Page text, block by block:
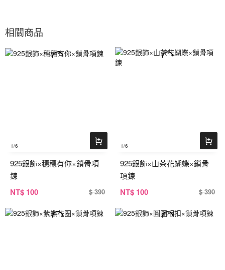
相關商品
1/6
925銀飾×穗穗有你×鎖骨項
鍊
NT$ 100 $ 390
1/6
925銀飾×山茶花蝴蝶×鎖骨
項鍊
NT$ 100 $ 390